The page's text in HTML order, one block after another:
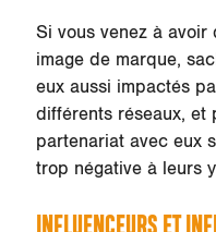
Si vous venez à
image de marque,
eux aussi impactés
différents réseaux, et
partenariat avec eux
trop négative à leurs